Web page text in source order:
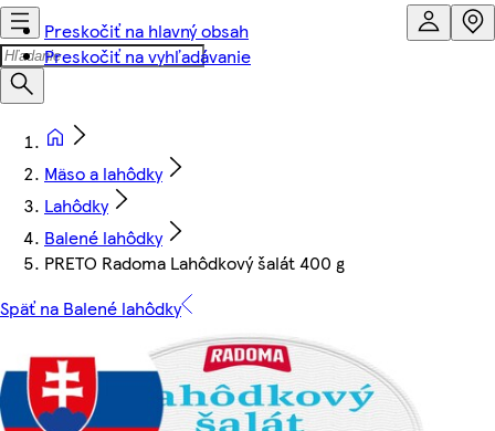
Preskočiť na hlavný obsah
Preskočiť na vyhľadávanie
Mäso a lahôdky
Lahôdky
Balené lahôdky
PRETO Radoma Lahôdkový šalát 400 g
Späť na Balené lahôdky